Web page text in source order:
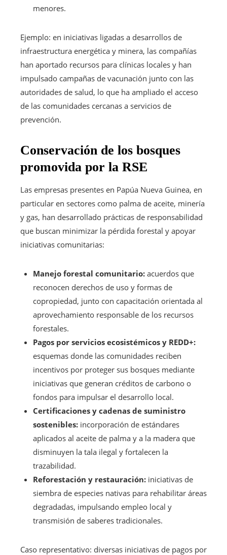
menores.
Ejemplo: en iniciativas ligadas a desarrollos de
infraestructura energética y minera, las compañías
han aportado recursos para clínicas locales y han
impulsado campañas de vacunación junto con las
autoridades de salud, lo que ha ampliado el acceso
de las comunidades cercanas a servicios de
prevención.
Conservación de los bosques
promovida por la RSE
Las empresas presentes en Papúa Nueva Guinea, en
particular en sectores como palma de aceite, minería
y gas, han desarrollado prácticas de responsabilidad
que buscan minimizar la pérdida forestal y apoyar
iniciativas comunitarias:
Manejo forestal comunitario: acuerdos que
reconocen derechos de uso y formas de
copropiedad, junto con capacitación orientada al
aprovechamiento responsable de los recursos
forestales.
Pagos por servicios ecosistémicos y REDD+:
esquemas donde las comunidades reciben
incentivos por proteger sus bosques mediante
iniciativas que generan créditos de carbono o
fondos para impulsar el desarrollo local.
Certificaciones y cadenas de suministro
sostenibles: incorporación de estándares
aplicados al aceite de palma y a la madera que
disminuyen la tala ilegal y fortalecen la
trazabilidad.
Reforestación y restauración: iniciativas de
siembra de especies nativas para rehabilitar áreas
degradadas, impulsando empleo local y
transmisión de saberes tradicionales.
Caso representativo: diversas iniciativas de pagos por